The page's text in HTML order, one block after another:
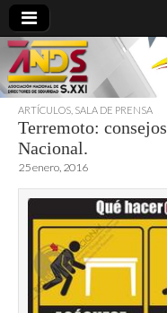
ARTÍCULOS SALA DE PRENSA
Terremoto:
Nacional.
25 enero, 2016